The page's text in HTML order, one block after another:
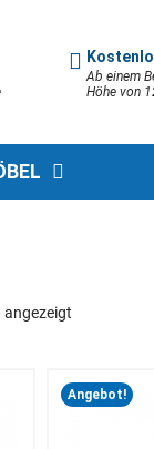
Ab einem
Höhe von
angezeigt
Angebot!